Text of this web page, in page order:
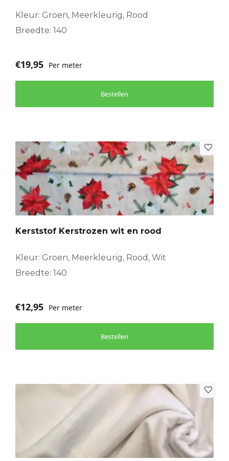
Kleur: Groen, Meerkleurig, Rood
Breedte: 140
€19,95 Per meter
Bestellen
Kerststof Kerstrozen wit en rood
Kleur: Groen, Meerkleurig, Rood, Wit
Breedte: 140
€12,95 Per meter
Bestellen